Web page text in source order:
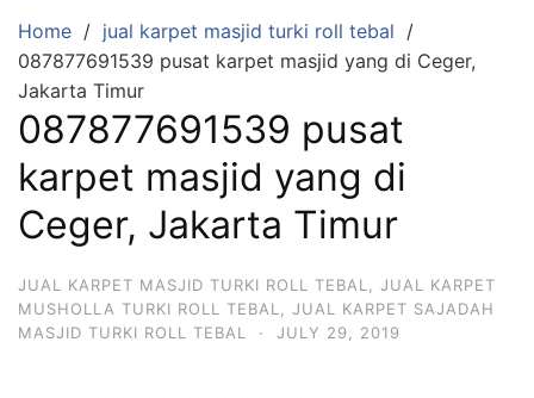
Home
jual karpet masjid turki roll tebal
087877691539 pusat karpet masjid yang di Ceger,
Jakarta Timur
087877691539 pusat
karpet masjid yang di
Ceger, Jakarta Timur
JUAL KARPET MASJID TURKI ROLL TEBAL
JUAL KARPET
MUSHOLLA TURKI ROLL TEBAL
JUAL KARPET SAJADAH
MASJID TURKI ROLL TEBAL
· JULY 29, 2019